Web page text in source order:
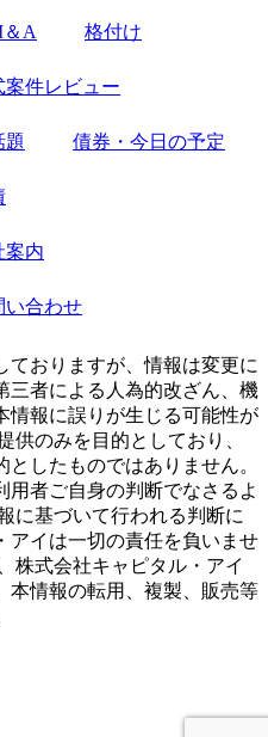
A 格付け
案件レビュー
題 債券・今日の予定
案内
い合わせ
ておりますが、情報は変更に
三者による人為的改ざん、機
情報に誤りが生じる可能性が
供のみを目的としており、
したものではありません。
者ご自身の判断でなさるよ
に基づいて行われる判断に
アイは一切の責任を負いませ
株式会社キャピタル・アイ
本情報の転用、複製、販売等